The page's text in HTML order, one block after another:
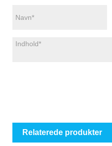
Relaterede produkter